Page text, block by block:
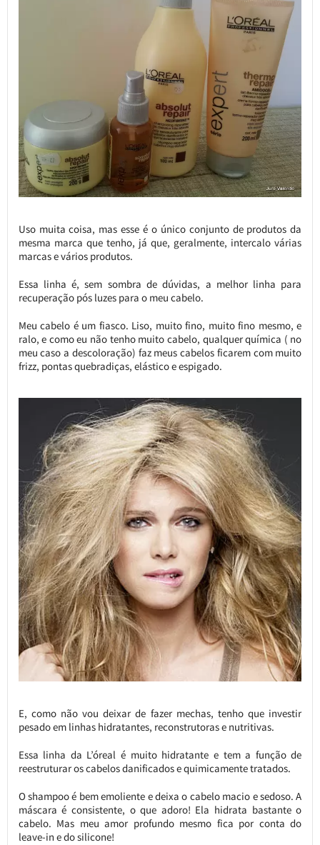
Uso muita coisa, mas esse é o único conjunto de produtos da
mesma marca que tenho, já que, geralmente, intercalo várias
marcas e vários produtos.
Essa linha é, sem sombra de dúvidas, a melhor linha para
recuperação pós luzes para o meu cabelo.
Meu cabelo é um fiasco. Liso, muito fino, muito fino mesmo, e
ralo, e como eu não tenho muito cabelo, qualquer química ( no
meu caso a descoloração) faz meus cabelos ficarem com muito
frizz, pontas quebradiças, elástico e espigado.
E, como não vou deixar de fazer mechas, tenho que investir
pesado em linhas hidratantes, reconstrutoras e nutritivas.
Essa linha da L’óreal é muito hidratante e tem a função de
reestruturar os cabelos danificados e quimicamente tratados.
O shampoo é bem emoliente e deixa o cabelo macio e sedoso. A
máscara é consistente, o que adoro! Ela hidrata bastante o
cabelo. Mas meu amor profundo mesmo fica por conta do
leave-in e do silicone!